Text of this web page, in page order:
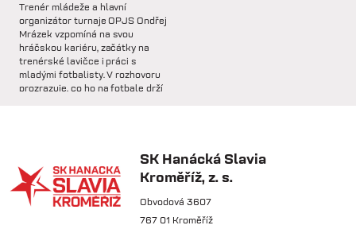
🅱️ Prohra proti rezervě Gorniku
Zabrze.
so 31.1.
🅱️ DNES HRAJÍ HANÁCI 🔴⚪️Dnes
🏆 VÍTĚZOVÉ ZIMNÍ TIPSPORT
LIGY! 🏆SK Hanácká Slavia
Kroměříž...
Trenér mládeže a hlavní
organizátor turnaje OPJS Ondřej
Mrázek vzpomíná na svou
hráčskou kariéru, začátky na
trenérské lavičce i práci s
mladými fotbalisty. V rozhovoru
prozrazuje, co ho na fotbale drží
SK Hanácká Slavia
Kroměříž, z. s.
Obvodová 3607
767 01 Kroměříž